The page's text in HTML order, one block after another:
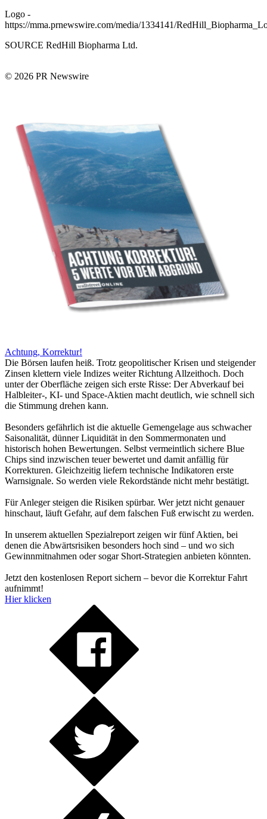
Logo -
https://mma.prnewswire.com/media/1334141/
SOURCE RedHill Biopharma Ltd.
© 2026 PR Newswire
Achtung, Korrektur!
Die Börsen laufen heiß. Trotz geopolitischer Krisen und steigender
Zinsen klettern viele Indizes weiter Richtung Allzeithoch. Doch
unter der Oberfläche zeigen sich erste Risse: Der Abverkauf bei
Halbleiter-, KI- und Space-Aktien macht deutlich, wie schnell sich
die Stimmung drehen kann.
Besonders gefährlich ist die aktuelle Gemengelage aus schwacher
Saisonalität, dünner Liquidität in den Sommermonaten und
historisch hohen Bewertungen. Selbst vermeintlich sichere Blue
Chips sind inzwischen teuer bewertet und damit anfällig für
Korrekturen. Gleichzeitig liefern technische Indikatoren erste
Warnsignale. So werden viele Rekordstände nicht mehr bestätigt.
Für Anleger steigen die Risiken spürbar. Wer jetzt nicht genauer
hinschaut, läuft Gefahr, auf dem falschen Fuß erwischt zu werden.
In unserem aktuellen Spezialreport zeigen wir fünf Aktien, bei
denen die Abwärtsrisiken besonders hoch sind – und wo sich
Gewinnmitnahmen oder sogar Short-Strategien anbieten könnten.
Jetzt den kostenlosen Report sichern – bevor die Korrektur Fahrt
aufnimmt!
Hier klicken